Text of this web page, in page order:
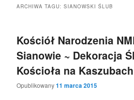
ARCHIWA TAGU:SIANOWSKI ŚLUB
Kościół Narodzenia
Sianowie ~ Dekoracja
Kościoła na Kaszubach
Opublikowany11 marca 2015